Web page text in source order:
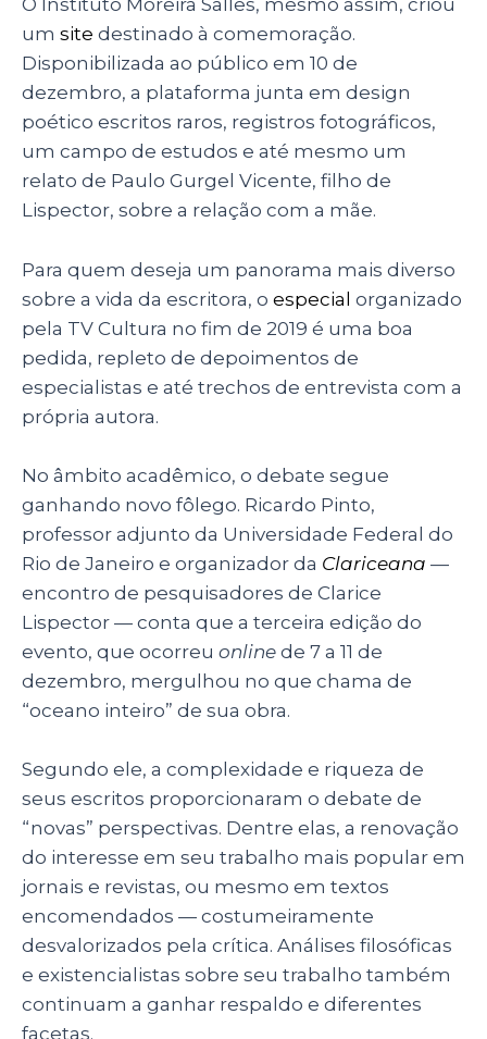
O Instituto Moreira Salles, mesmo assim, criou
um site destinado à comemoração.
Disponibilizada ao público em 10 de
dezembro, a plataforma junta em design
poético escritos raros, registros fotográficos,
um campo de estudos e até mesmo um
relato de Paulo Gurgel Vicente, filho de
Lispector, sobre a relação com a mãe.
Para quem deseja um panorama mais diverso
sobre a vida da escritora, o especial organizado
pela TV Cultura no fim de 2019 é uma boa
pedida, repleto de depoimentos de
especialistas e até trechos de entrevista com a
própria autora.
No âmbito acadêmico, o debate segue
ganhando novo fôlego. Ricardo Pinto,
professor adjunto da Universidade Federal do
Rio de Janeiro e organizador da Clariceana —
encontro de pesquisadores de Clarice
Lispector — conta que a terceira edição do
evento, que ocorreu online de 7 a 11 de
dezembro, mergulhou no que chama de
“oceano inteiro” de sua obra.
Segundo ele, a complexidade e riqueza de
seus escritos proporcionaram o debate de
“novas” perspectivas. Dentre elas, a renovação
do interesse em seu trabalho mais popular em
jornais e revistas, ou mesmo em textos
encomendados — costumeiramente
desvalorizados pela crítica. Análises filosóficas
e existencialistas sobre seu trabalho também
continuam a ganhar respaldo e diferentes
facetas.